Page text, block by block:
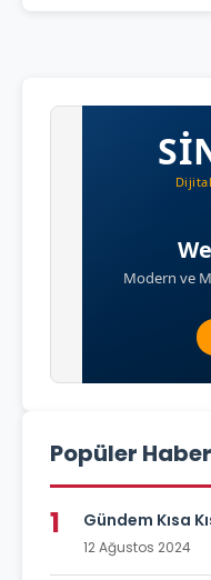
Popüler
1 Gündem Kısa
12 Ağustos 2024